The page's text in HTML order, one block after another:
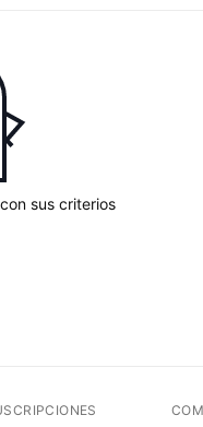
sus criterios